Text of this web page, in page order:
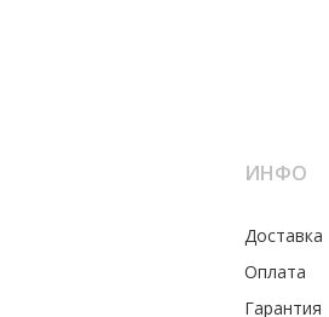
ИНФО
Доставка
Оплата
Гарантия